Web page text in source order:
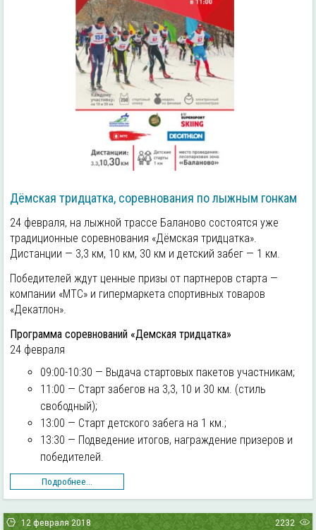
Дёмская тридцатка, соревнования по лыжным гонкам
24 февраля, на лыжной трассе Баланово состоятся уже
традиционные соревнования «Дёмская тридцатка».
Дистанции — 3,3 км, 10 км, 30 км и детский забег — 1 км.
Победителей ждут ценные призы от партнеров старта —
компании «МТС» и гипермаркета спортивных товаров
«Декатлон».
Программа соревнований «Демская тридцатка»
24 февраля
09:00-10:30 — Выдача стартовых пакетов участникам;
11:00 — Старт забегов на 3,3, 10 и 30 км. (стиль
свободный);
13:00 — Старт детского забега на 1 км.;
13:30 — Подведение итогов, награждение призеров и
победителей.
Подробнее...
12 февраля 2018 2232